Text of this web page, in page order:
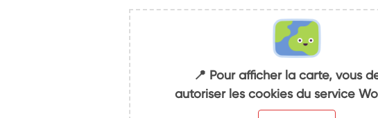
📍 Pour afficher la carte, vous
autoriser les cookies du service